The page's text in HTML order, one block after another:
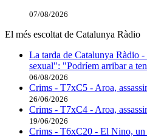
07/08/2026
El més escoltat de Catalunya Ràdio
La tarda de Catalunya Ràdio
sexual": "Podríem arribar a
06/08/2026
Crims - T7xC5 - Aroa,
26/06/2026
Crims - T7xC4 - Aroa,
19/06/2026
Crims - T6xC20 - El Nino,